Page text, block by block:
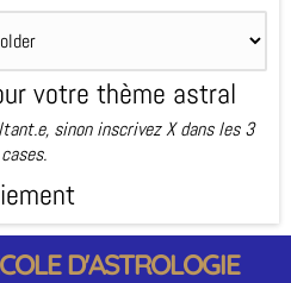
votre thème astral
sinon inscrivez X dans les 3
cases.
D'ASTROLOGIE